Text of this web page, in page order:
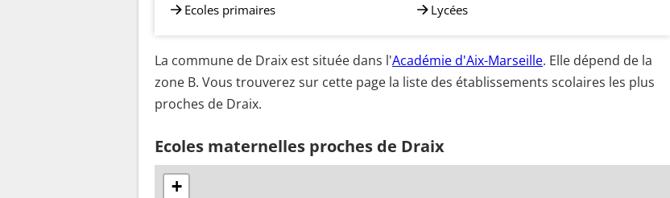
Ecoles primaires
Lycées
La commune de Draix est située dans l'Académie d'Aix-Marseille. Elle dépend de la
zone B. Vous trouverez sur cette page la liste des établissements scolaires les plus
proches de Draix.
Ecoles maternelles proches de Draix
+